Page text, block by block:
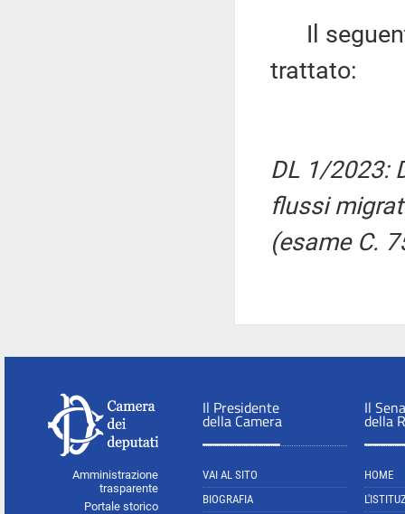
Il
trattato:
DL 1/2023:
flussi
(esame C.
Amministrazione
trasparente
Portale storico
Il Presidente
della Camera
VAI AL SITO
BIOGRAFIA
Il
della
HOME